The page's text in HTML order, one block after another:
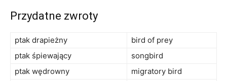
Przydatne zwroty
ptak drapieżny
bird of prey
ptak śpiewający
songbird
ptak wędrowny
migratory bird